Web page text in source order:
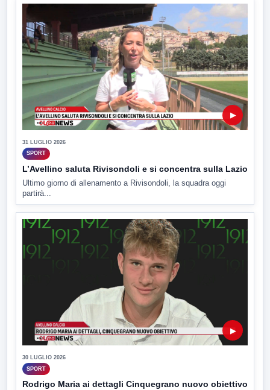
▶
31 LUGLIO 2026
SPORT
L’Avellino saluta Rivisondoli e si concentra sulla Lazio
Ultimo giorno di allenamento a Rivisondoli, la squadra oggi
partirà...
▶
30 LUGLIO 2026
SPORT
Rodrigo Maria ai dettagli Cinquegrano nuovo obiettivo